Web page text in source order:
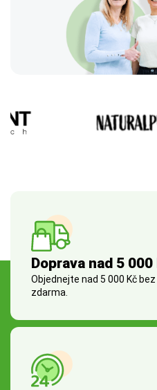
Doprava nad 5
Objednejte nad 5 000 Kč
zdarma.